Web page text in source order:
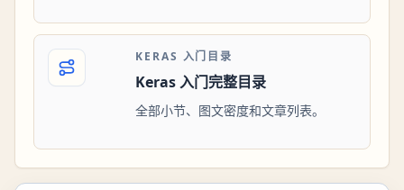
KERAS 入门目录
Keras 入门完整目录
全部小节、图文密度和文章列表。